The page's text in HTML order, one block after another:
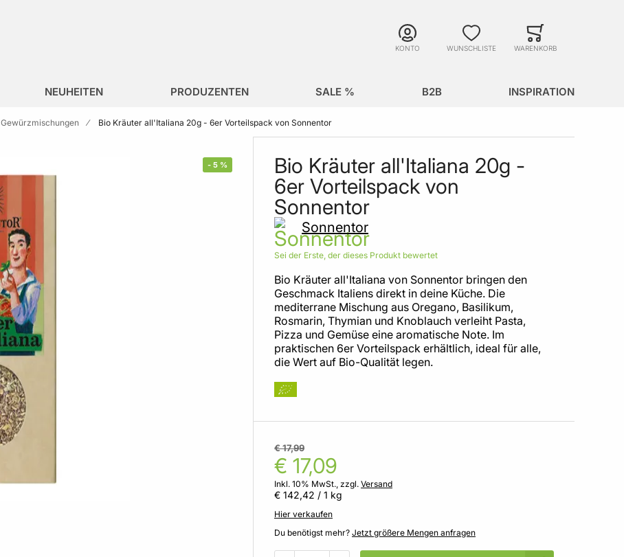
KONTO WUNSCHLISTE WARENKORB
NEUHEITEN PRODUZENTEN SALE % B2B INSPIRATION
Gewürzmischungen Bio Kräuter all'Italiana 20g - 6er Vorteilspack von Sonnentor
- 5 %
Bio Kräuter all'Italiana 20g -
6er Vorteilspack von
Sonnentor
Sonnentor
Sei der Erste, der dieses Produkt bewertet
Bio Kräuter all'Italiana von Sonnentor bringen den
Geschmack Italiens direkt in deine Küche. Die
mediterrane Mischung aus Oregano, Basilikum,
Rosmarin, Thymian und Knoblauch verleiht Pasta,
Pizza und Gemüse eine aromatische Note. Im
praktischen 6er Vorteilspack erhältlich, ideal für alle,
die Wert auf Bio-Qualität legen.
€ 17,09
€ 17,99
Inkl. 10% MwSt., zzgl. Versand
€ 142,42 / 1 kg
Hier verkaufen
Du benötigst mehr? Jetzt größere Mengen anfragen